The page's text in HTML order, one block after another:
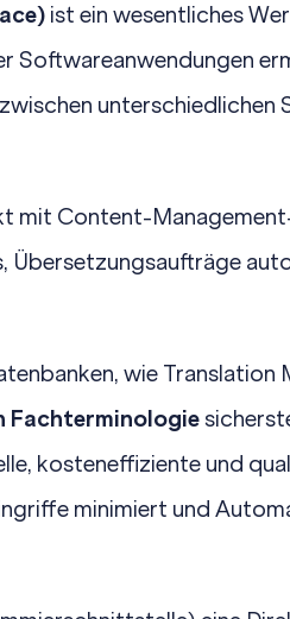
ist ein wesentliches
Softwareanwendungen
unterschiedlichen
mit Content-
Übersetzungsaufträge
wie Translation
Fachterminologie
kosteneffiziente und
minimiert und